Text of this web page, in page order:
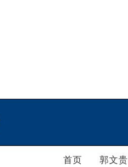
首页 郭文贵